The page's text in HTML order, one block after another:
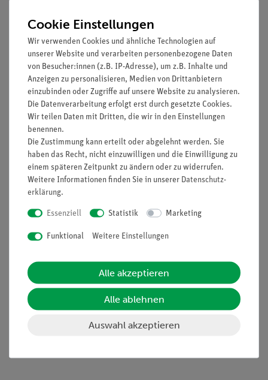
Ausgangsstrom regelbar 2 x 0 - 5 A DC
Potentiometer für Grob- und Feineinstellung
Hohe Laststabilität und geringe Restwelligkeit
Betriebsspannung 115 V / 230 V AC, 50/60 Hz
Sicherheit: Ausgabe einer Schutzkleinspannung mit
Sicherheitstransformator
Sicherheit: EN 61010-1,EN 61558-2-6
Stabiles Metallgehäuse mit Tragegriff
Temperaturgesteuerter Lüfter
Maße: 135 x 300 x 285 mm
Gewicht: 9 kg
Hergestellt von PeakTech
Zubehör: Netzkabel und Bedienungsanleitung
Media / Downloads
Cookie Einstellungen
Wir verwenden Cookies und ähnliche Technologien auf
unserer Website und verarbeiten personenbezogene Daten
von Besucher:innen (z.B. IP-Adresse), um z.B. Inhalte und
Anzeigen zu personalisieren, Medien von Drittanbietern
einzubinden oder Zugriffe auf unsere Website zu analysieren.
Die Datenverarbeitung erfolgt erst durch gesetzte Cookies.
Wir teilen Daten mit Dritten, die wir in den Einstellungen
benennen.
Die Zustimmung kann erteilt oder abgelehnt werden. Sie
haben das Recht, nicht einzuwilligen und die Einwilligung zu
einem späteren Zeitpunkt zu ändern oder zu widerrufen.
Weitere Informationen finden Sie in unserer Daten­schutz­
erklärung.
Essenziell Statistik Marketing
Funktional Weitere Einstellungen
Alle akzeptieren
Alle ablehnen
Auswahl akzeptieren